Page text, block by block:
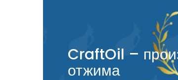
CraftOil –
отжима